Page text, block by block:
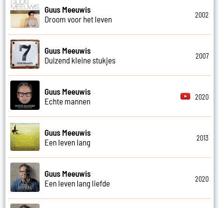
Guus Meeuwis
Droom voor het leven
2002
Guus Meeuwis
Duizend kleine stukjes
2007
Guus Meeuwis
Echte mannen
2020
Guus Meeuwis
Een leven lang
2013
Guus Meeuwis
Een leven lang liefde
2020